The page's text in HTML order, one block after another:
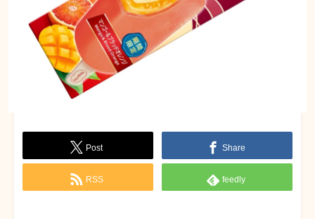
Post Share
RSS feedly